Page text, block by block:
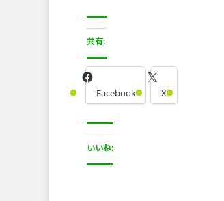
共有:
Facebook X
いいね: